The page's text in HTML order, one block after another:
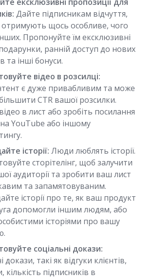
Дайте підписникам відчуття,
щось особливе, чого
Пропонуйте їм ексклюзивні
ранній доступ до нових
та інші бонуси.
відео в розсилці:
є дуже привабливим та може
CTR вашої розсилки.
в лист або зробіть посилання
YouTube або іншому
історії: Люди люблять історії.
сторітелінг, щоб залучити
аудиторії та зробити ваш лист
та запамятовуваним.
історії про те, як ваш продукт
допомогли іншим людям, або
історіями про вашу
соціальні докази:
докази, такі як відгуки клієнтів,
кількість підписників в